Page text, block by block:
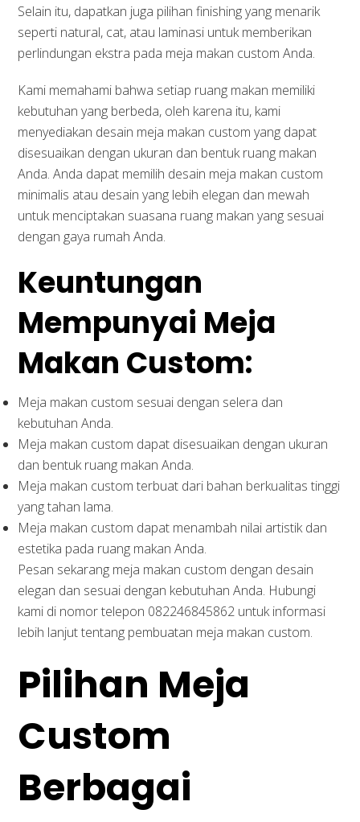
Selain itu, dapatkan juga pilihan finishing yang menarik
seperti natural, cat, atau laminasi untuk memberikan
perlindungan ekstra pada meja makan custom Anda.
Kami memahami bahwa setiap ruang makan memiliki
kebutuhan yang berbeda, oleh karena itu, kami
menyediakan desain meja makan custom yang dapat
disesuaikan dengan ukuran dan bentuk ruang makan
Anda. Anda dapat memilih desain meja makan custom
minimalis atau desain yang lebih elegan dan mewah
untuk menciptakan suasana ruang makan yang sesuai
dengan gaya rumah Anda.
Keuntungan
Mempunyai Meja
Makan Custom:
Meja makan custom sesuai dengan selera dan
kebutuhan Anda.
Meja makan custom dapat disesuaikan dengan ukuran
dan bentuk ruang makan Anda.
Meja makan custom terbuat dari bahan berkualitas tinggi
yang tahan lama.
Meja makan custom dapat menambah nilai artistik dan
estetika pada ruang makan Anda.
Pesan sekarang meja makan custom dengan desain
elegan dan sesuai dengan kebutuhan Anda. Hubungi
kami di nomor telepon 082246845862 untuk informasi
lebih lanjut tentang pembuatan meja makan custom.
Pilihan Meja
Custom
Berbagai